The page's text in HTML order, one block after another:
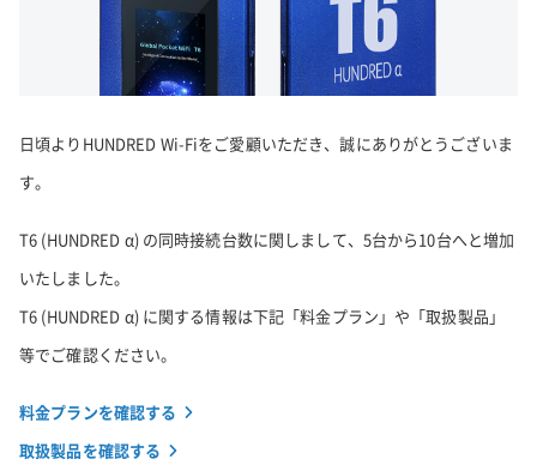
日頃よりHUNDRED Wi-Fiをご愛顧いただき、誠にありがとうございま
す。
T6 (HUNDRED α) の同時接続台数に関しまして、5台から10台へと増加
いたしました。
T6 (HUNDRED α) に関する情報は下記「料金プラン」や「取扱製品」
等でご確認ください。
料金プランを確認する
取扱製品を確認する